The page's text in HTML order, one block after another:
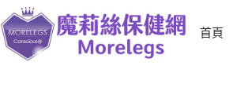
首頁